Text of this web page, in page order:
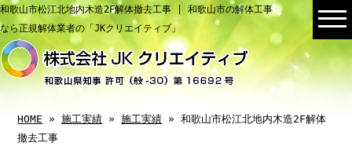
和歌山市松江北地内木造2F解体撤去工事 | 和歌山市の解体工事
なら正規解体業者の「JKクリエイティブ」
HOME »施工実績 »施工実績 » 和歌山市松江北地内木造2F解体
撤去工事